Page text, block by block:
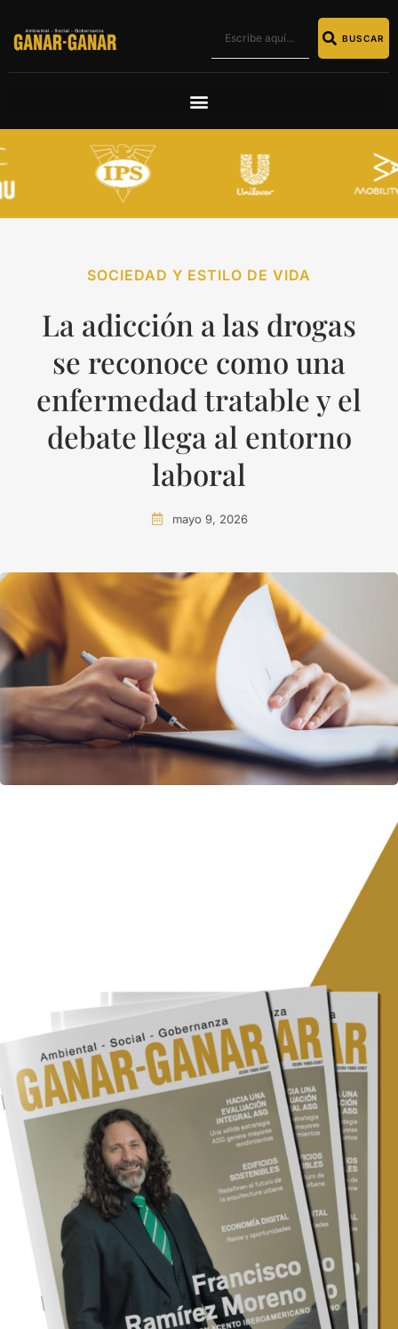
BUSCAR
SOCIEDAD Y ESTILO DE VIDA
La adicción a las drogas
se reconoce como una
enfermedad tratable y el
debate llega al entorno
laboral
mayo 9, 2026